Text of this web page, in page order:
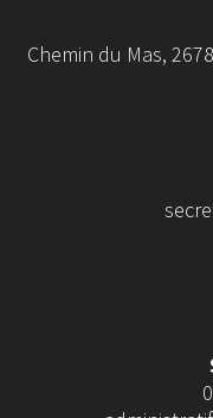
Chemin du Mas,